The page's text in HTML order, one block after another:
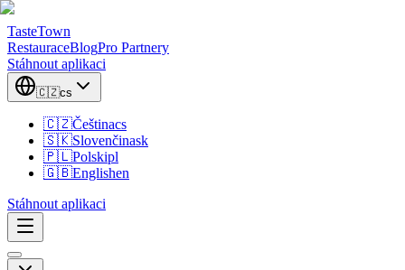
TasteTown
RestauraceBlogPro Partnery
Stáhnout aplikaci
🇨🇿cs
🇨🇿Češtinacs
🇸🇰Slovenčinask
🇵🇱Polskipl
🇬🇧Englishen
Stáhnout aplikaci